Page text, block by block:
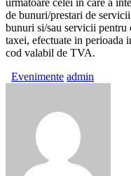
urmatoare celei in care a
de bunuri/prestari de
bunuri si/sau servicii pentru
taxei, efectuate in perioada
cod valabil de TVA.
Evenimente admin